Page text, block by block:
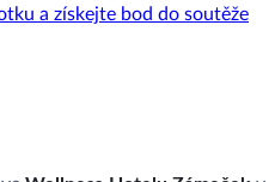
a získejte bod do soutěže